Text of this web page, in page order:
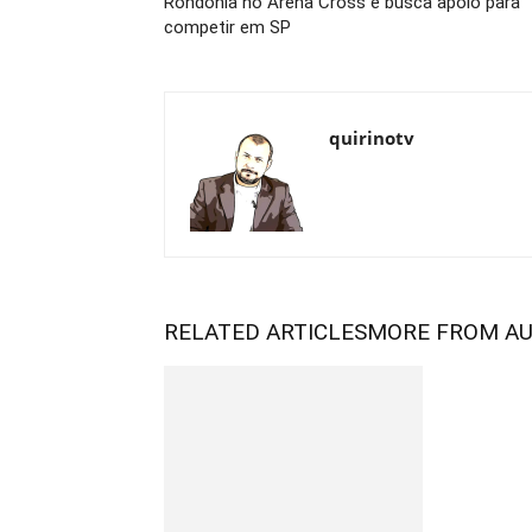
competir em SP
quirinotv
RELATED ARTICLESMORE FROM